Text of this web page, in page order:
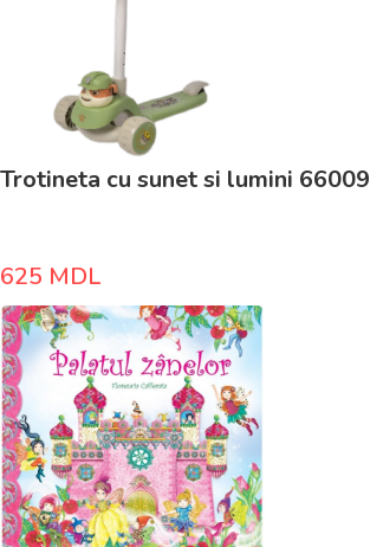
Trotineta cu sunet si lumini 66009
625 MDL